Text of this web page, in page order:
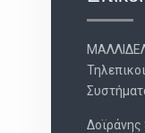
Δοϊράνης